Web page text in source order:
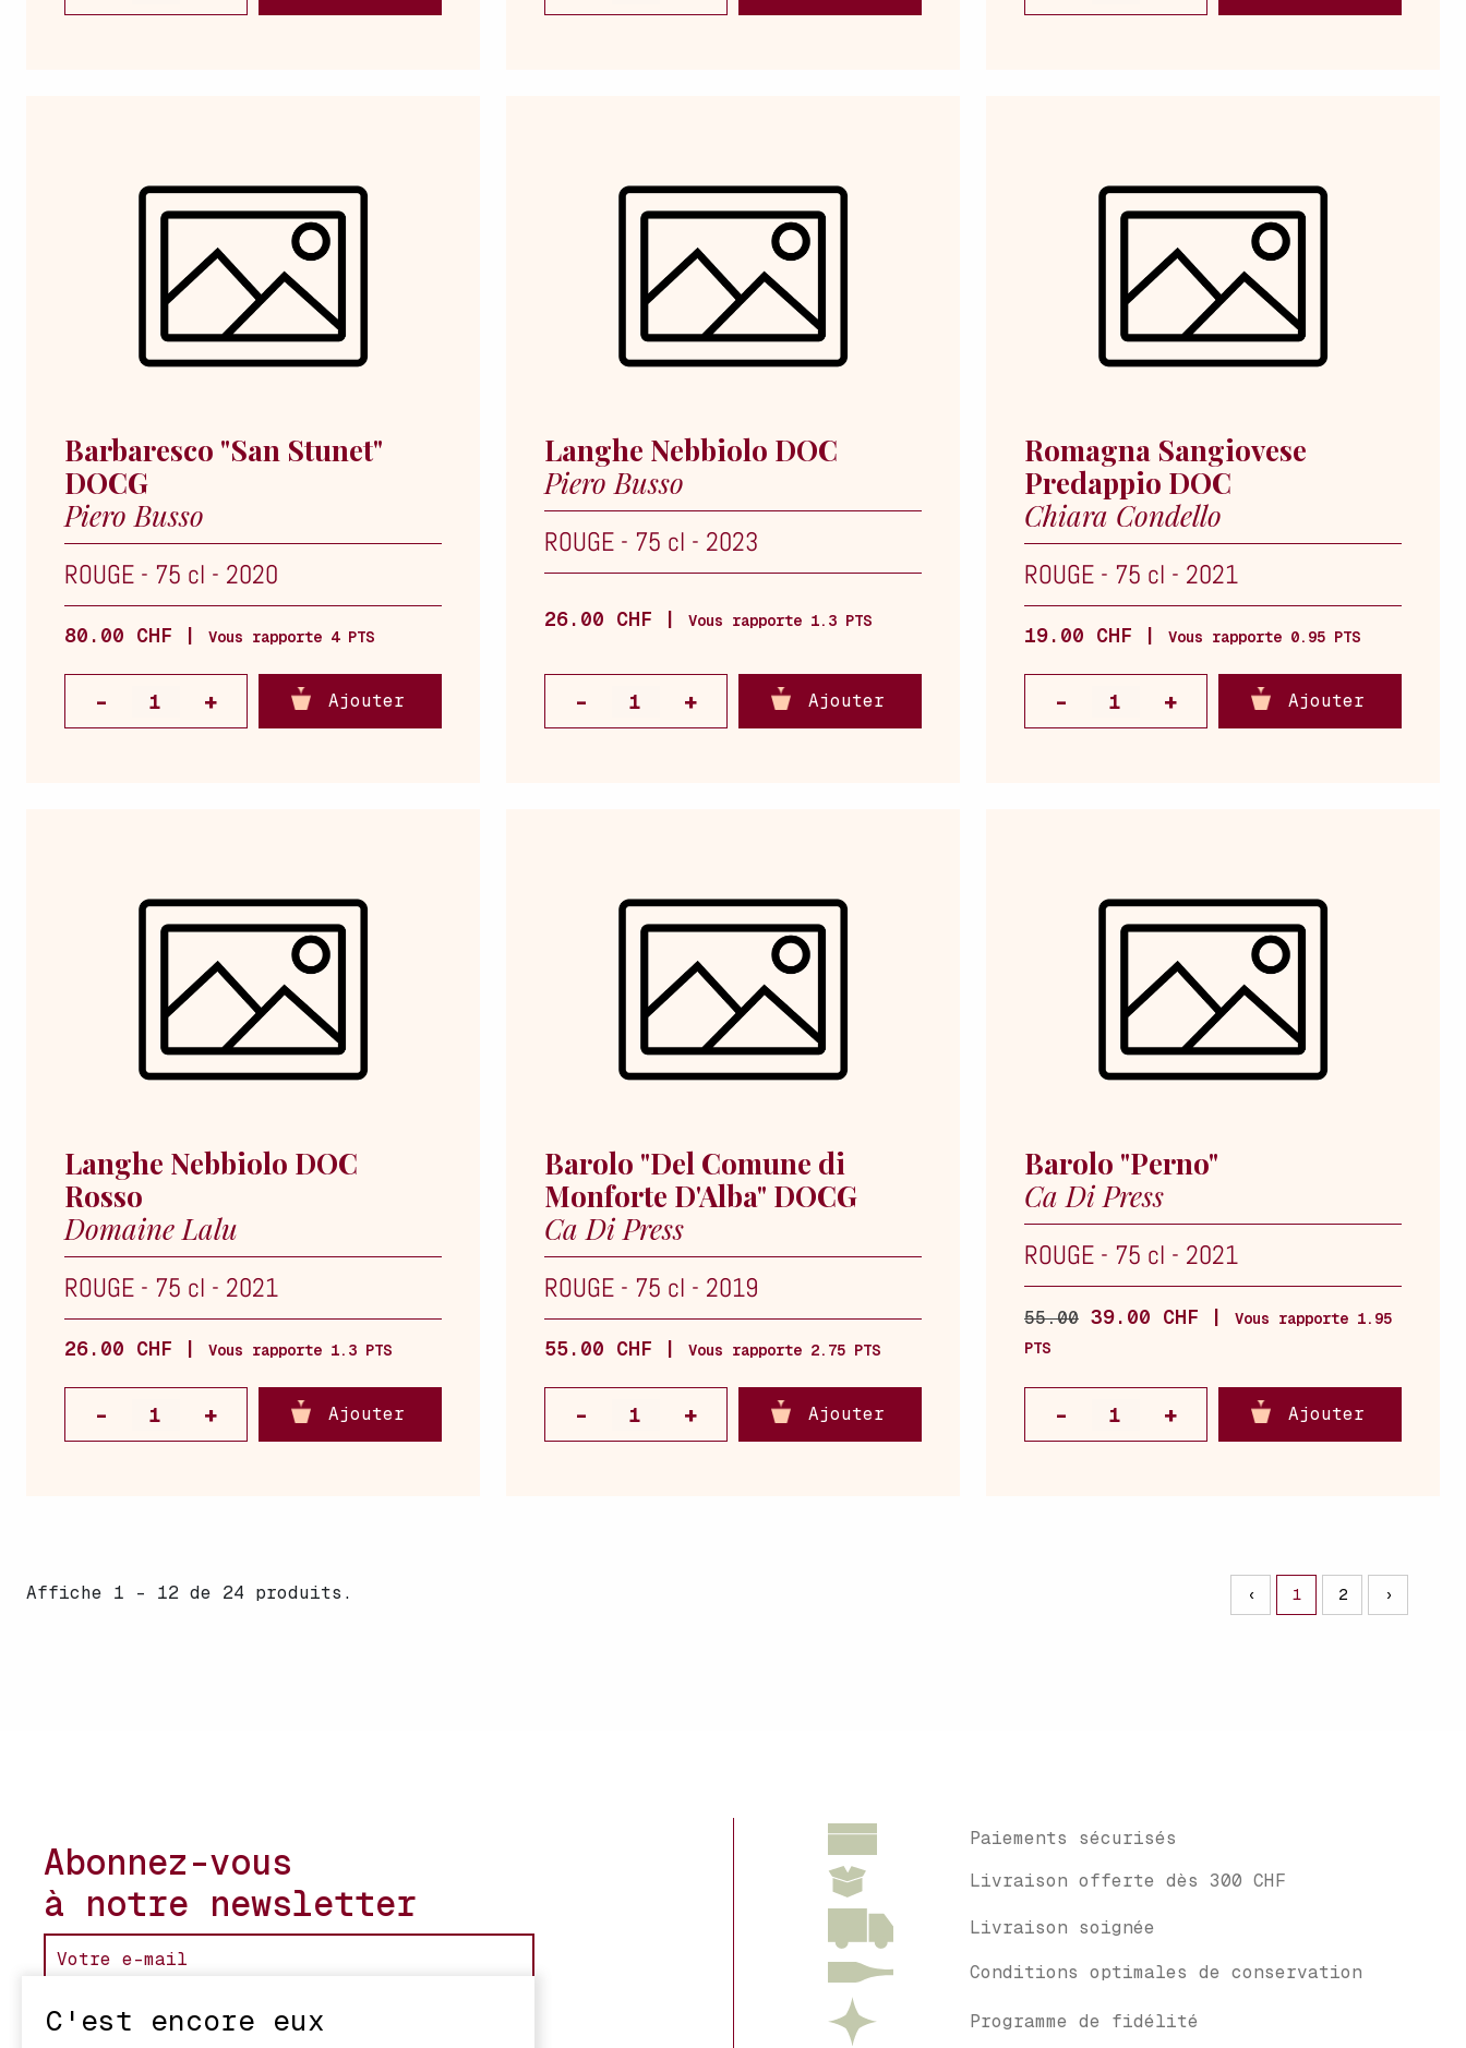
Barbaresco "San Stunet"
DOCG
Piero Busso
ROUGE - 75 cl - 2020
80.00 CHF | Vous rapporte 4 PTS
Ajouter
Langhe Nebbiolo DOC
Piero Busso
ROUGE - 75 cl - 2023
26.00 CHF | Vous rapporte 1.3 PTS
Ajouter
Romagna Sangiovese
Predappio DOC
Chiara Condello
ROUGE - 75 cl - 2021
19.00 CHF | Vous rapporte 0.95 PTS
Ajouter
Langhe Nebbiolo DOC
Rosso
Domaine Lalu
ROUGE - 75 cl - 2021
26.00 CHF | Vous rapporte 1.3 PTS
Ajouter
Barolo "Del Comune di
Monforte D'Alba" DOCG
Ca Di Press
ROUGE - 75 cl - 2019
55.00 CHF | Vous rapporte 2.75 PTS
Ajouter
Barolo "Perno"
Ca Di Press
ROUGE - 75 cl - 2021
55.00 39.00 CHF |
Vous rapporte 1.95
PTS
Ajouter
Affiche 1 - 12 de 24 produits. ‹ 1 2 ›
Abonnez-vous
à notre newsletter
Paiements sécurisés
Livraison offerte dès 300 CHF
Livraison soignée
Conditions optimales de conservation
Programme de fidélité
C'est encore eux